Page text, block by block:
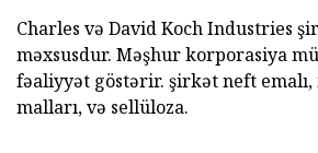
Charles və David Koch Industries
məxsusdur. Məşhur korporasiya
fəaliyyət göstərir. şirkət neft
malları, və sellüloza.